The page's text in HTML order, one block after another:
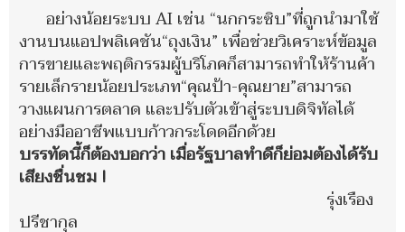
อย่างน้อยระบบ AI เช่น “นกกระซิบ”ที่ถูกนำมาใช้
งานบนแอปพลิเคชัน“ถุงเงิน” เพื่อช่วยวิเคราะห์ข้อมูล
การขายและพฤติกรรมผู้บริโภคก็สามารถทำให้ร้านค้า
รายเล็กรายน้อยประเภท“คุณป้า-คุณยาย”สามารถ
วางแผนการตลาด และปรับตัวเข้าสู่ระบบดิจิทัลได้
อย่างมืออาชีพแบบก้าวกระโดดอีกด้วย
บรรทัดนี้ก็ต้องบอกว่า เมื่อรัฐบาลทำดีก็ย่อมต้องได้รับ
เสียงชื่นชม !
รุ่งเรือง
ปรีชากุล